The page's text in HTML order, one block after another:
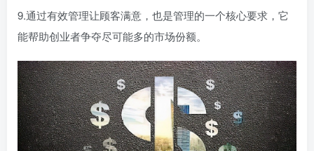
9.通过有效管理让顾客满意，也是管理的一个核心要求，它
能帮助创业者争夺尽可能多的市场份额。